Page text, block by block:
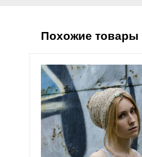
Похожие товары